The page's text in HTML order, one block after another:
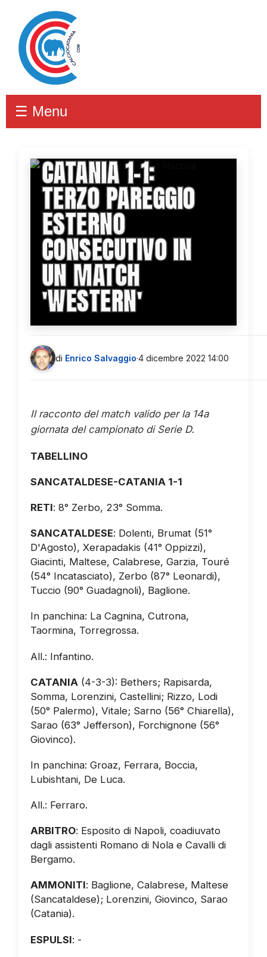
☰ Menu
CATANIA 1-1:
TERZO PAREGGIO
ESTERNO
CONSECUTIVO IN
UN MATCH
'WESTERN'
di Enrico Salvaggio·4 dicembre 2022 14:00
Il racconto del match valido per la 14a
giornata del campionato di Serie D.
TABELLINO
SANCATALDESE-CATANIA 1-1
RETI: 8° Zerbo, 23° Somma.
SANCATALDESE: Dolenti, Brumat (51°
D'Agosto), Xerapadakis (41° Oppizzi),
Giacinti, Maltese, Calabrese, Garzia, Touré
(54° Incatasciato), Zerbo (87° Leonardi),
Tuccio (90° Guadagnoli), Baglione.
In panchina: La Cagnina, Cutrona,
Taormina, Torregrossa.
All.: Infantino.
CATANIA (4-3-3): Bethers; Rapisarda,
Somma, Lorenzini, Castellini; Rizzo, Lodi
(50° Palermo), Vitale; Sarno (56° Chiarella),
Sarao (63° Jefferson), Forchignone (56°
Giovinco).
In panchina: Groaz, Ferrara, Boccia,
Lubishtani, De Luca.
All.: Ferraro.
ARBITRO: Esposito di Napoli, coadiuvato
dagli assistenti Romano di Nola e Cavalli di
Bergamo.
AMMONITI: Baglione, Calabrese, Maltese
(Sancataldese); Lorenzini, Giovinco, Sarao
(Catania).
ESPULSI: -